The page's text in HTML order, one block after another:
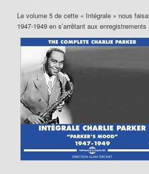
Le volume 5 de cette « Intégrale » nous
1947-1949 en s’arrêtant aux